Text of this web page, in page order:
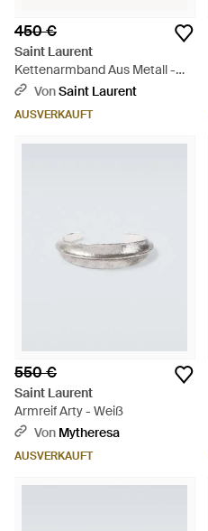
450 €
Saint Laurent
Kettenarmband Aus Metall -
Natur
VonSaint Laurent
AUSVERKAUFT
550 €
Saint Laurent
Armreif Arty - Weiß
Von Mytheresa
AUSVERKAUFT